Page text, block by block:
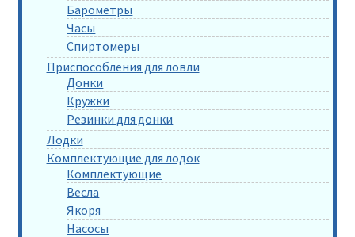
Барометры
Часы
Спиртомеры
Приспособления для ловли
Донки
Кружки
Резинки для донки
Лодки
Комплектующие для лодок
Комплектующие
Весла
Якоря
Насосы